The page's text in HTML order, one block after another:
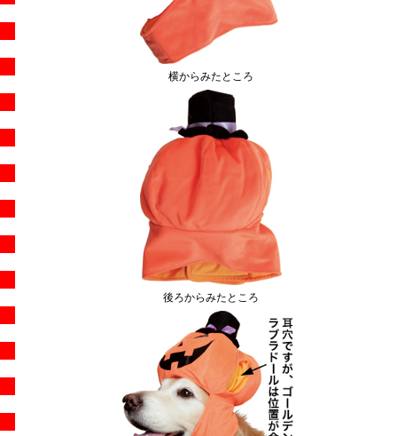
横からみたところ
後ろからみたところ